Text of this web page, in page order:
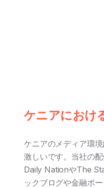
ケニアにおけ
ケニアのメディア環
激しいです。当社の
Daily NationやThe
ックブログや金融ポ